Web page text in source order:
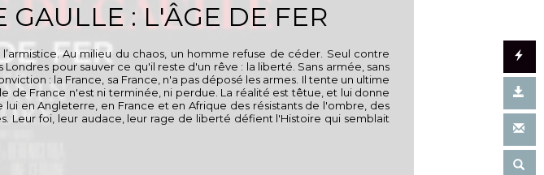
GAULLE : L'ÂGE DE FER
Au milieu du chaos, un homme refuse de céder. Seul contre
pour sauver ce qu'il reste d'un rêve : la liberté. Sans armée, sans
: la France, sa France, n'a pas déposé les armes. Il tente un ultime
de France n'est ni terminée, ni perdue. La réalité est têtue, et lui donne
en Angleterre, en France et en Afrique des résistants de l'ombre, des
Leur foi, leur audace, leur rage de liberté défient l'Histoire qui semblait